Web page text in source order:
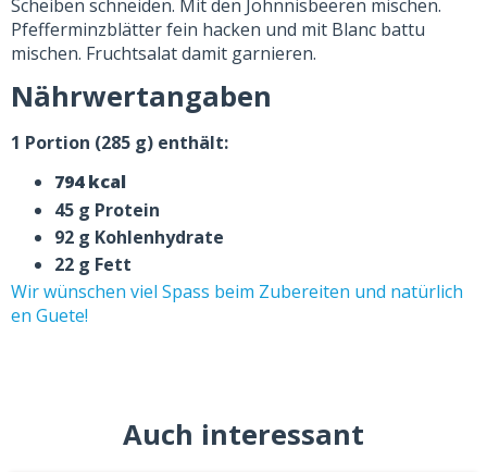
Scheiben schneiden. Mit den Johnnisbeeren mischen.
Pfefferminzblätter fein hacken und mit Blanc battu
mischen. Fruchtsalat damit garnieren.
Nährwertangaben
1 Portion (285 g) enthält:
794 kcal
45 g Protein
92 g Kohlenhydrate
22 g Fett
Wir wünschen viel Spass beim Zubereiten und natürlich
en Guete!
Auch interessant